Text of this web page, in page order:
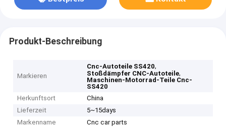
Produkt-Beschreibung
Markieren
Cnc-Autoteile SS420,
Stoßdämpfer CNC-Autoteile,
Maschinen-Motorrad-Teile Cnc-
SS420
Herkunftsort
China
Lieferzeit
5~15days
Markenname
Cnc car parts